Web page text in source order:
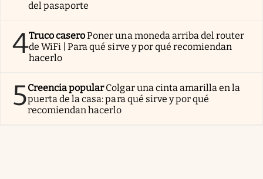
del pasaporte
4Truco caseroPoner una moneda arriba del router
de WiFi | Para qué sirve y por qué recomiendan
hacerlo
5Creencia popularColgar una cinta amarilla en la
puerta de la casa: para qué sirve y por qué
recomiendan hacerlo